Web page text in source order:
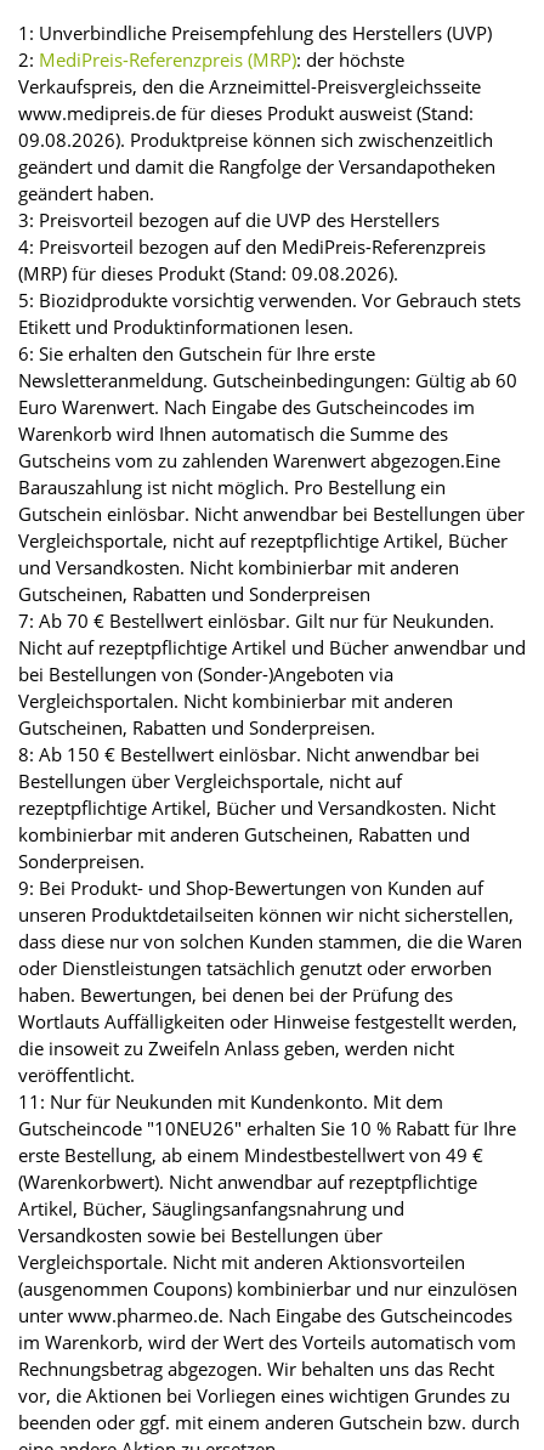
1: Unverbindliche Preisempfehlung des Herstellers (UVP)
2: MediPreis-Referenzpreis (MRP): der höchste
Verkaufspreis, den die Arzneimittel-Preisvergleichsseite
www.medipreis.de für dieses Produkt ausweist (Stand:
09.08.2026). Produktpreise können sich zwischenzeitlich
geändert und damit die Rangfolge der Versandapotheken
geändert haben.
3: Preisvorteil bezogen auf die UVP des Herstellers
4: Preisvorteil bezogen auf den MediPreis-Referenzpreis
(MRP) für dieses Produkt (Stand: 09.08.2026).
5: Biozidprodukte vorsichtig verwenden. Vor Gebrauch stets
Etikett und Produktinformationen lesen.
6: Sie erhalten den Gutschein für Ihre erste
Newsletteranmeldung. Gutscheinbedingungen: Gültig ab 60
Euro Warenwert. Nach Eingabe des Gutscheincodes im
Warenkorb wird Ihnen automatisch die Summe des
Gutscheins vom zu zahlenden Warenwert abgezogen.Eine
Barauszahlung ist nicht möglich. Pro Bestellung ein
Gutschein einlösbar. Nicht anwendbar bei Bestellungen über
Vergleichsportale, nicht auf rezeptpflichtige Artikel, Bücher
und Versandkosten. Nicht kombinierbar mit anderen
Gutscheinen, Rabatten und Sonderpreisen
7: Ab 70 € Bestellwert einlösbar. Gilt nur für Neukunden.
Nicht auf rezeptpflichtige Artikel und Bücher anwendbar und
bei Bestellungen von (Sonder-)Angeboten via
Vergleichsportalen. Nicht kombinierbar mit anderen
Gutscheinen, Rabatten und Sonderpreisen.
8: Ab 150 € Bestellwert einlösbar. Nicht anwendbar bei
Bestellungen über Vergleichsportale, nicht auf
rezeptpflichtige Artikel, Bücher und Versandkosten. Nicht
kombinierbar mit anderen Gutscheinen, Rabatten und
Sonderpreisen.
9: Bei Produkt- und Shop-Bewertungen von Kunden auf
unseren Produktdetailseiten können wir nicht sicherstellen,
dass diese nur von solchen Kunden stammen, die die Waren
oder Dienstleistungen tatsächlich genutzt oder erworben
haben. Bewertungen, bei denen bei der Prüfung des
Wortlauts Auffälligkeiten oder Hinweise festgestellt werden,
die insoweit zu Zweifeln Anlass geben, werden nicht
veröffentlicht.
11: Nur für Neukunden mit Kundenkonto. Mit dem
Gutscheincode "10NEU26" erhalten Sie 10 % Rabatt für Ihre
erste Bestellung, ab einem Mindestbestellwert von 49 €
(Warenkorbwert). Nicht anwendbar auf rezeptpflichtige
Artikel, Bücher, Säuglingsanfangsnahrung und
Versandkosten sowie bei Bestellungen über
Vergleichsportale. Nicht mit anderen Aktionsvorteilen
(ausgenommen Coupons) kombinierbar und nur einzulösen
unter www.pharmeo.de. Nach Eingabe des Gutscheincodes
im Warenkorb, wird der Wert des Vorteils automatisch vom
Rechnungsbetrag abgezogen. Wir behalten uns das Recht
vor, die Aktionen bei Vorliegen eines wichtigen Grundes zu
beenden oder ggf. mit einem anderen Gutschein bzw. durch